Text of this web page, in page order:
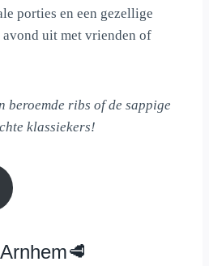
porties en een gezellige
uit met vrienden of
beroemde ribs of de sappige
klassiekers!